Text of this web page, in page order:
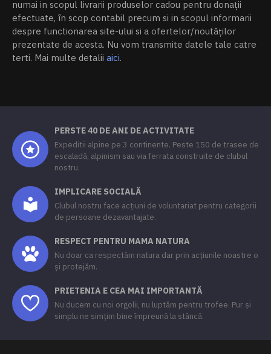
numai in scopul livrarii produselor cadou pentru donații
efectuate, în scop contabil precum si in scopul informarii
despre functionarea site-ului si a ofertelor/noutăților
prezentate de acesta. Nu vom transmite datele tale catre
terti. Mai multe detalii aici.
PERSTE 40 DE ANI DE ACTIVITATE
Expeditii alpine pe 3 continente. Peste 150 de trasee de
escaladă, alpinism sau via ferrata construite de clubul
nostru.
IMPLICARE SOCIALĂ
Clubul nostru face acțiuni de voluntariat pentru categorii
de persoane dezavantajate.
RESPECT PENTRU MAMA NATURA
Nu doar ca respectăm natura dar prin acțiunile noastre o
și protejăm.
PRIETENIA E CEA MAI IMPORTANTĂ
Nu ducem cu noi orgolii, nu luptăm pentru trofee. Pur și
simplu ne simțim bine împreună la stâncă.